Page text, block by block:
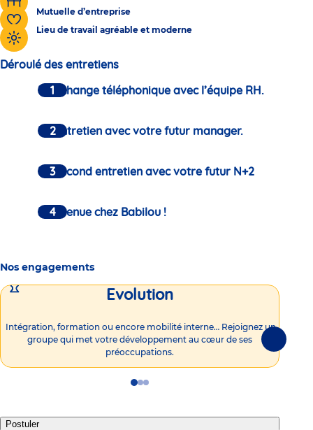
Mutuelle d’entreprise
Lieu de travail agréable et moderne
Déroulé des entretiens
Un échange téléphonique avec l’équipe RH.
Un entretien avec votre futur manager.
Un second entretien avec votre futur N+2
Bienvenue chez Babilou !
Nos engagements
Evolution
Intégration, formation ou encore mobilité interne… Rejoignez un
groupe qui met votre développement au cœur de ses
préoccupations.
Go
1
Go
2
Go
3
Postuler